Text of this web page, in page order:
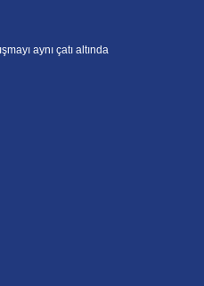
aynı çatı altında